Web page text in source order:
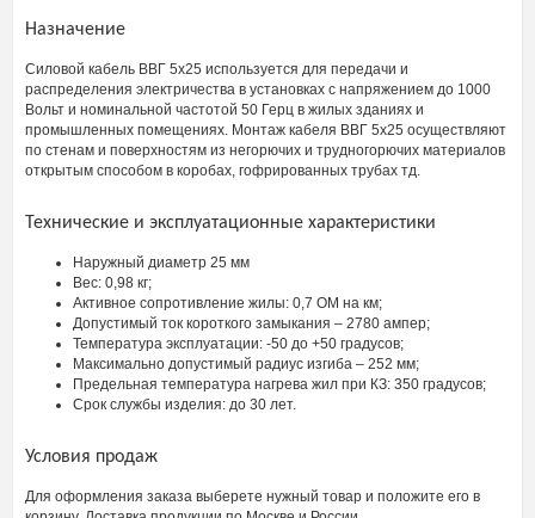
Назначение
Силовой кабель ВВГ 5х25 используется для передачи и
распределения электричества в установках с напряжением до 1000
Вольт и номинальной частотой 50 Герц в жилых зданиях и
промышленных помещениях. Монтаж кабеля ВВГ 5х25 осуществляют
по стенам и поверхностям из негорючих и трудногорючих материалов
открытым способом в коробах, гофрированных трубах тд.
Технические и эксплуатационные характеристики
Наружный диаметр 25 мм
Вес: 0,98 кг;
Активное сопротивление жилы: 0,7 ОМ на км;
Допустимый ток короткого замыкания – 2780 ампер;
Температура эксплуатации: -50 до +50 градусов;
Максимально допустимый радиус изгиба – 252 мм;
Предельная температура нагрева жил при КЗ: 350 градусов;
Срок службы изделия: до 30 лет.
Условия продаж
Для оформления заказа выберете нужный товар и положите его в